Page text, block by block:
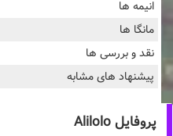
انیمه ها
مانگا ها
نقد و بررسی ها
پیشنهاد های مشابه
پروفایل Alilolo